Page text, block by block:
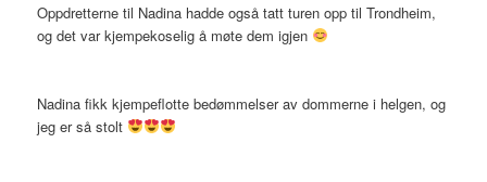
Oppdretterne til Nadina hadde også tatt turen opp til Trondheim,
og det var kjempekoselig å møte dem igjen
Nadina fikk kjempeflotte bedømmelser av dommerne i helgen, og
jeg er så stolt